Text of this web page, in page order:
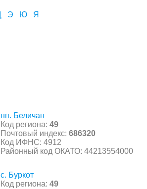
Э Ю Я
нп. Беличан
Код региона: 49
Почтовый индекс: 686320
Код ИФНС: 4912
Районный код ОКАТО: 44213554000
с. Буркот
Код региона: 49